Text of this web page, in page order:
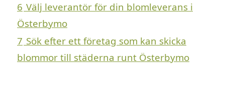
6 Välj leverantör för din blomleverans i
Österbymo
7 Sök efter ett företag som kan skicka
blommor till städerna runt Österbymo